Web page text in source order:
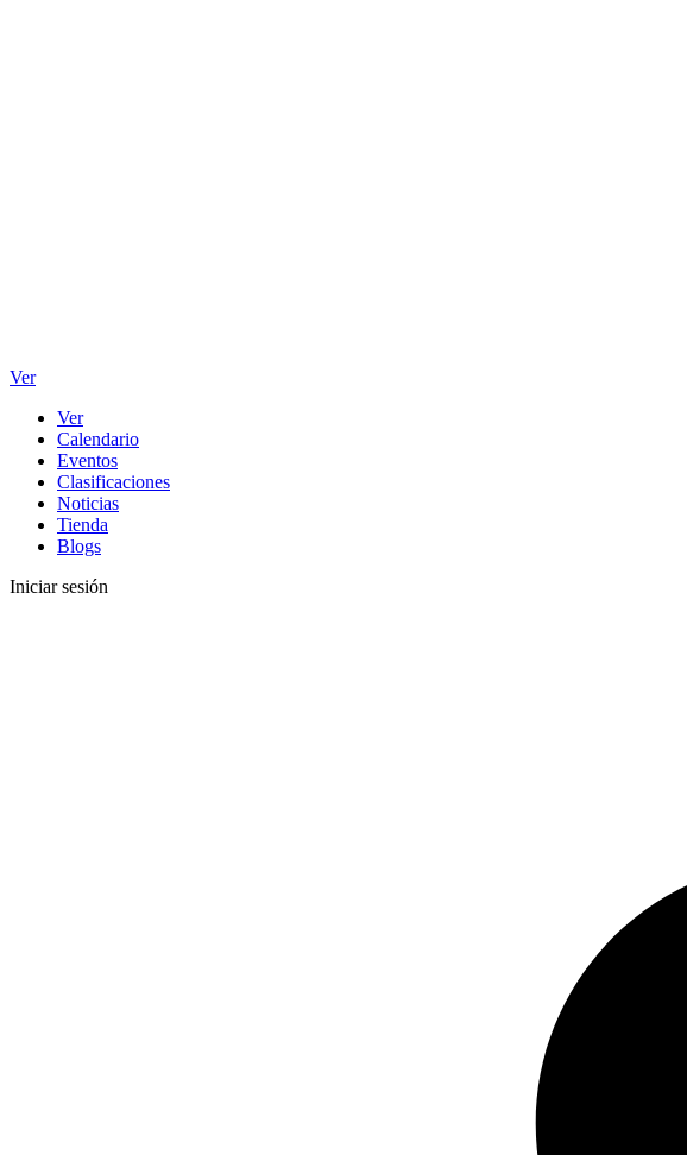
Ver
Ver
Calendario
Eventos
Clasificaciones
Noticias
Tienda
Blogs
Iniciar sesión